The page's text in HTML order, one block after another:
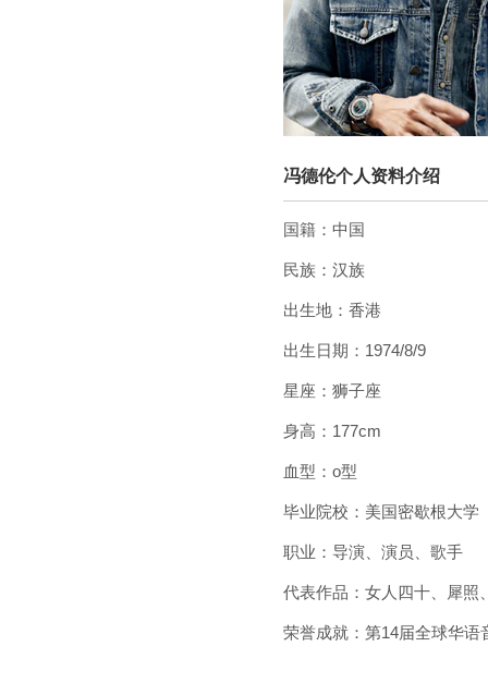
冯德伦个人资料介绍
国籍：中国
民族：汉族
出生地：香港
出生日期：1974/8/9
星座：狮子座
身高：177cm
血型：o型
毕业院校：美国密歇根大学
职业：导演、演员、歌手
代表作品：女人四十、犀照
荣誉成就：第14届全球华语